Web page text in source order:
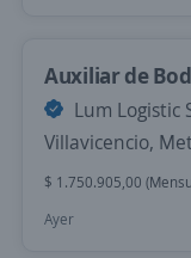
Auxiliar de
Lum Logistic
Villavicencio,
$ 1.750.905,00
Ayer